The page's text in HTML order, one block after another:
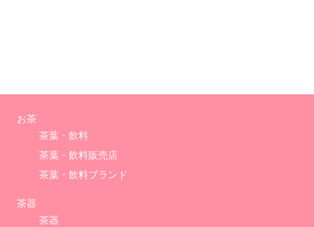
お茶
茶葉・飲料
茶葉・飲料販売店
茶葉・飲料ブランド
茶器
茶器